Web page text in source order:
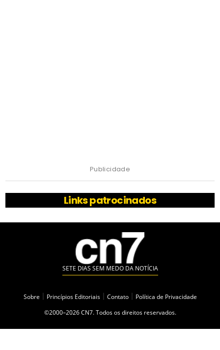
Publicidade
Links patrocinados
SETE DIAS SEM MEDO DA NOTÍCIA
Sobre Princípios Editoriais Contato
Política de Privacidade
©2000–2026 CN7. Todos os direitos reservados.